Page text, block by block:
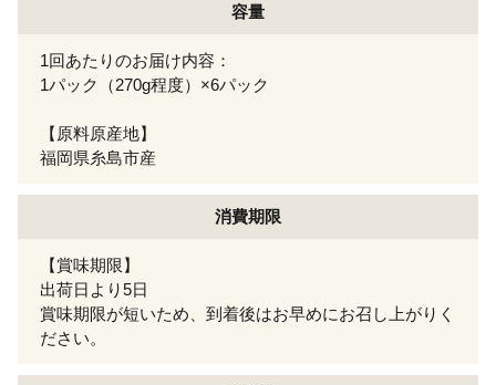
容量
1回あたりのお届け内容：
1パック（270g程度）×6パック
【原料原産地】
福岡県糸島市産
消費期限
【賞味期限】
出荷日より5日
賞味期限が短いため、到着後はお早めにお召し上がりく
ださい。